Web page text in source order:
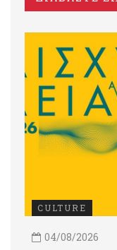
CULTURE
04/08/2026